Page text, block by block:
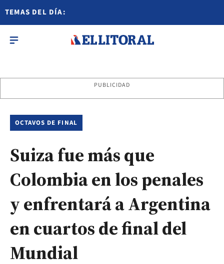
TEMAS DEL DÍA:
PUBLICIDAD
OCTAVOS DE FINAL
Suiza fue más que
Colombia en los penales
y enfrentará a Argentina
en cuartos de final del
Mundial